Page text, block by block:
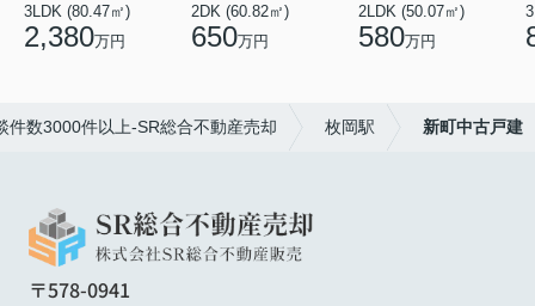
3LDK (80.47㎡)
2,380万円
2DK (60.82㎡)
650万円
2LDK (50.07㎡)
580万円
件数3000件以上-SR総合不動産売却 枚岡駅 新町中古戸建
〒578-0941